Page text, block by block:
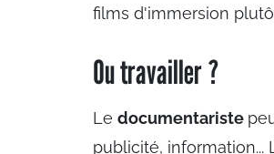
films d'immersion
Ou travailler ?
Le documentariste
publicité,